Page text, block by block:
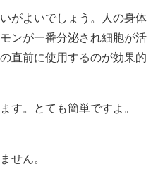
がよいでしょう。人の身体
ンが一番分泌され細胞が活
直前に使用するのが効果的
す。とても簡単ですよ。
せん。